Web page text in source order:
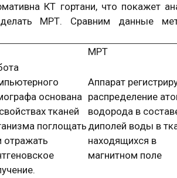
КТ гортани, что покажет
МРТ. Сравним данные
МРТ
основана
тканей
поглощать
отражать
Аппарат
распределение
водорода в
диполей воды в
находящихся в
магнитном поле